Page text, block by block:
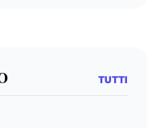
TUTTI